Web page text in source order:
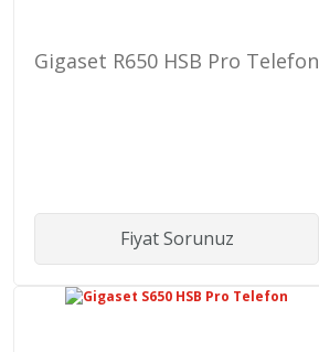
Gigaset R650 HSB Pro Telefon
Fiyat Sorunuz